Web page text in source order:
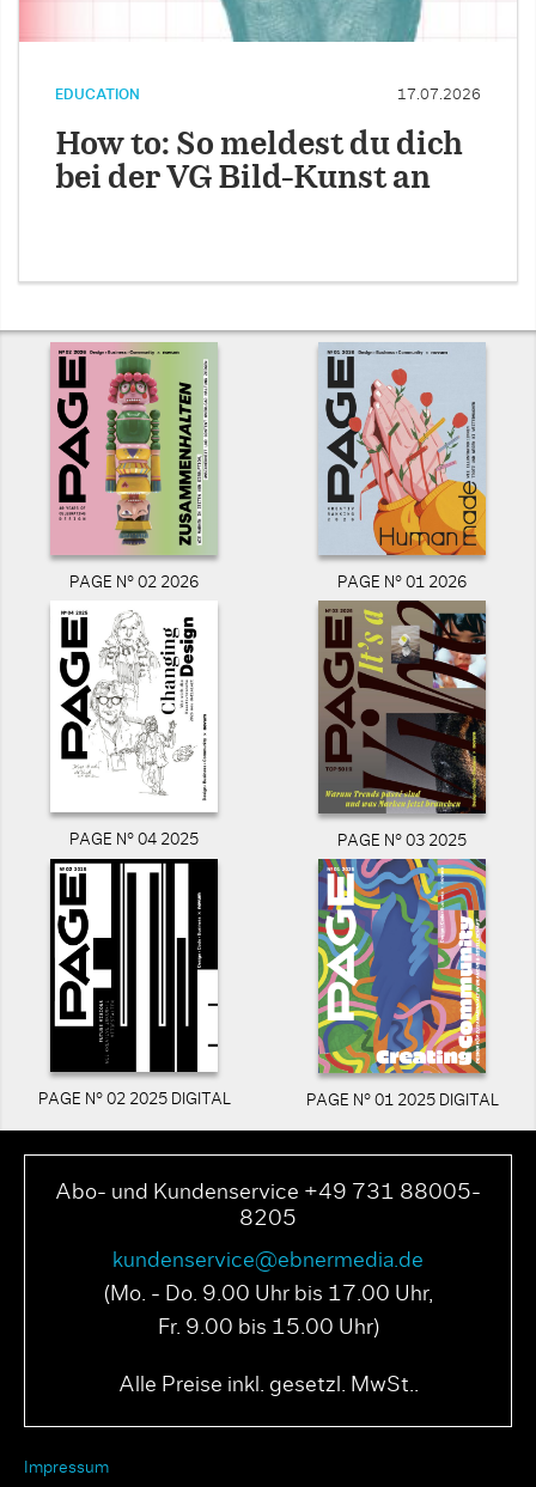
EDUCATION 17.07.2026
How to: So meldest du dich
bei der VG Bild-Kunst an
PAGE N° 02 2026 PAGE N° 01 2026
PAGE N° 04 2025 PAGE N° 03 2025
PAGE N° 02 2025 DIGITAL PAGE N° 01 2025 DIGITAL
Abo- und Kundenservice +49 731 88005-
8205
kundenservice@ebnermedia.de
(Mo. - Do. 9.00 Uhr bis 17.00 Uhr,
Fr. 9.00 bis 15.00 Uhr)
Alle Preise inkl. gesetzl. MwSt..
Impressum